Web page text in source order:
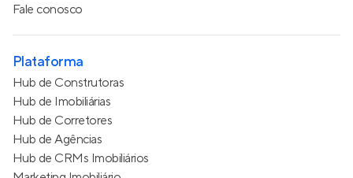
Fale conosco
Plataforma
Hub de Construtoras
Hub de Imobiliárias
Hub de Corretores
Hub de Agências
Hub de CRMs Imobiliários